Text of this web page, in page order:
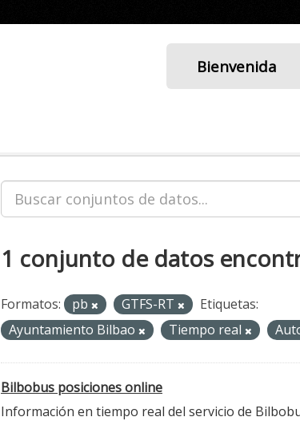
Bienvenida
1 conjunto de datos
Formatos: pb GTFS-RT
Etiquetas:
Ayuntamiento Bilbao
Tiempo real
Bilbobus posiciones online
Información en tiempo real del servicio de